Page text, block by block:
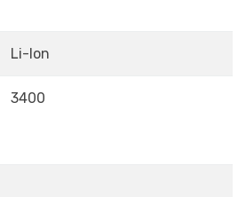
Li-Ion
3400